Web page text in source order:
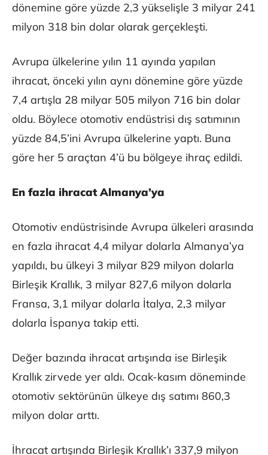
dönemine göre yüzde 2,3 yükselişle 3 milyar 241
milyon 318 bin dolar olarak gerçekleşti.
Avrupa ülkelerine yılın 11 ayında yapılan
ihracat, önceki yılın aynı dönemine göre yüzde
7,4 artışla 28 milyar 505 milyon 716 bin dolar
oldu. Böylece otomotiv endüstrisi dış satımının
yüzde 84,5’ini Avrupa ülkelerine yaptı. Buna
göre her 5 araçtan 4’ü bu bölgeye ihraç edildi.
En fazla ihracat Almanya’ya
Otomotiv endüstrisinde Avrupa ülkeleri arasında
en fazla ihracat 4,4 milyar dolarla Almanya’ya
yapıldı, bu ülkeyi 3 milyar 829 milyon dolarla
Birleşik Krallık, 3 milyar 827,6 milyon dolarla
Fransa, 3,1 milyar dolarla İtalya, 2,3 milyar
dolarla İspanya takip etti.
Değer bazında ihracat artışında ise Birleşik
Krallık zirvede yer aldı. Ocak-kasım döneminde
otomotiv sektörünün ülkeye dış satımı 860,3
milyon dolar arttı.
İhracat artışında Birleşik Krallık’ı 337,9 milyon